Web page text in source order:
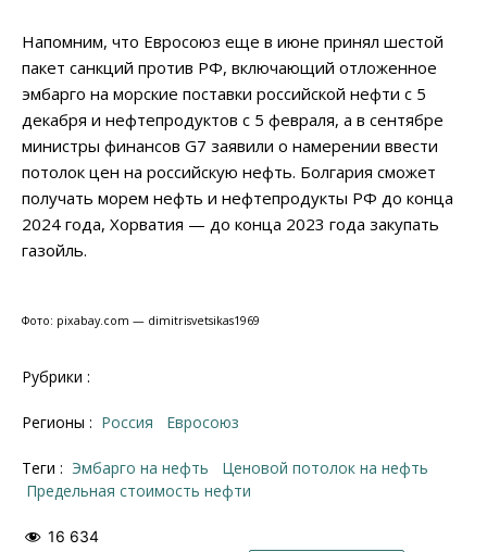
Напомним, что Евросоюз еще в июне принял шестой
пакет санкций против РФ, включающий отложенное
эмбарго на морские поставки российской нефти с 5
декабря и нефтепродуктов с 5 февраля, а в сентябре
министры финансов G7 заявили о намерении ввести
потолок цен на российскую нефть. Болгария сможет
получать морем нефть и нефтепродукты РФ до конца
2024 года, Хорватия — до конца 2023 года закупать
газойль.
Фото: pixabay.com — dimitrisvetsikas1969
Рубрики :
Регионы : Россия Евросоюз
Теги : эмбарго на нефть
ценовой потолок на нефть
предельная стоимость нефти
16 634